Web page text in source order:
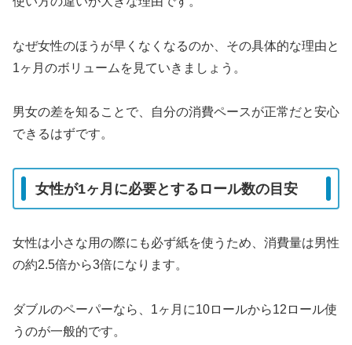
なぜ女性のほうが早くなくなるのか、その具体的な理由と
1ヶ月のボリュームを見ていきましょう。
男女の差を知ることで、自分の消費ペースが正常だと安心
できるはずです。
女性が1ヶ月に必要とするロール数の目安
女性は小さな用の際にも必ず紙を使うため、消費量は男性
の約2.5倍から3倍になります。
ダブルのペーパーなら、1ヶ月に10ロールから12ロール使
うのが一般的です。